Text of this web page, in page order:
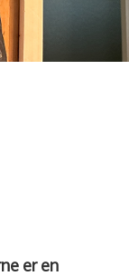
er en